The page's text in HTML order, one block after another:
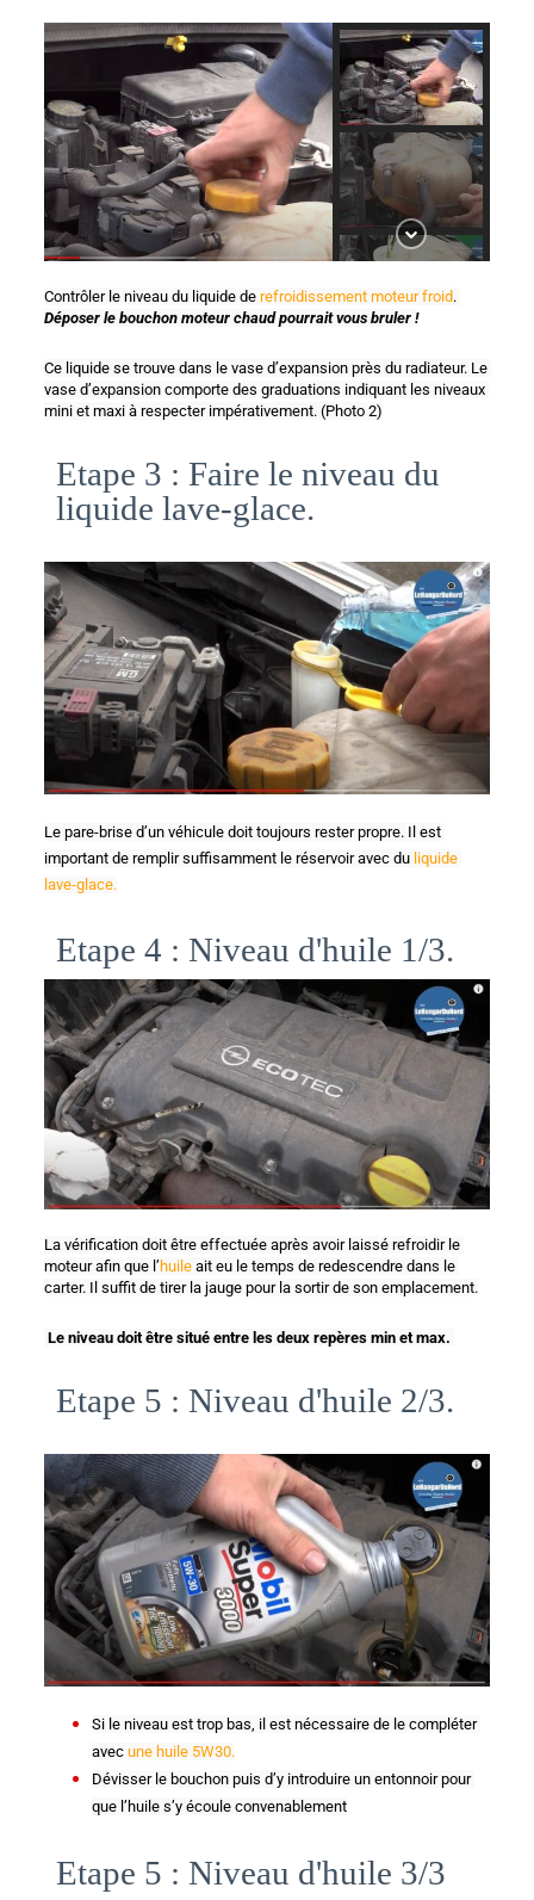
Contrôler le niveau du liquide de refroidissement moteur froid .
Déposer le bouchon moteur chaud pourrait vous bruler !
Ce liquide se trouve dans le vase d’expansion près du radiateur. Le
vase d’expansion comporte des graduations indiquant les niveaux
mini et maxi à respecter impérativement. (Photo 2)
Etape 3 : Faire le niveau du
liquide lave-glace.
Le pare-brise d’un véhicule doit toujours rester propre. Il est
important de remplir suffisamment le réservoir avec du liquide
lave-glace.
Etape 4 : Niveau d'huile 1/3.
La vérification doit être effectuée après avoir laissé refroidir le
moteur afin que l’ huile ait eu le temps de redescendre dans le
carter. Il suffit de tirer la jauge pour la sortir de son emplacement.
Le niveau doit être situé entre les deux repères min et max.
Etape 5 : Niveau d'huile 2/3.
Si le niveau est trop bas, il est nécessaire de le compléter
avec une huile 5W30.
Dévisser le bouchon puis d’y introduire un entonnoir pour
que l’huile s’y écoule convenablement
Etape 5 : Niveau d'huile 3/3